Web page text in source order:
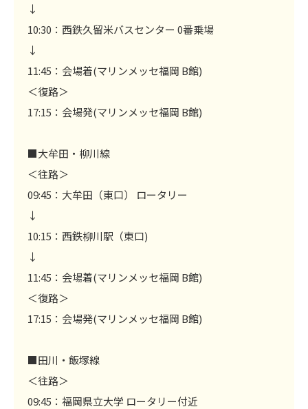
↓
10:30：西鉄久留米バスセンター 0番乗場
↓
11:45：会場着(マリンメッセ福岡 B館)
＜復路＞
17:15：会場発(マリンメッセ福岡 B館)
■大牟田・柳川線
＜往路＞
09:45：大牟田（東口） ロータリー
↓
10:15：西鉄柳川駅（東口)
↓
11:45：会場着(マリンメッセ福岡 B館)
＜復路＞
17:15：会場発(マリンメッセ福岡 B館)
■田川・飯塚線
＜往路＞
09:45：福岡県立大学 ロータリー付近